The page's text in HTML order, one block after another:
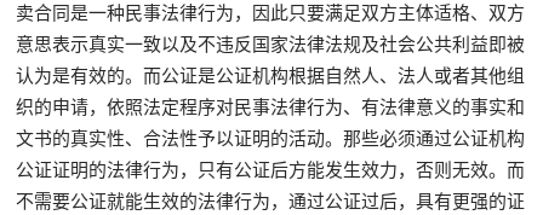
卖合同是一种民事法律行为，因此只要满足双方主体适格、双方
意思表示真实一致以及不违反国家法律法规及社会公共利益即被
认为是有效的。而公证是公证机构根据自然人、法人或者其他组
织的申请，依照法定程序对民事法律行为、有法律意义的事实和
文书的真实性、合法性予以证明的活动。那些必须通过公证机构
公证证明的法律行为，只有公证后方能发生效力，否则无效。而
不需要公证就能生效的法律行为，通过公证过后，具有更强的证